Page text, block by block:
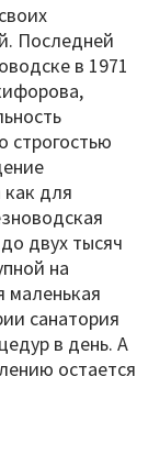
Последней
в 1971
строгостью
для
двух тысяч
на
маленькая
санатория
в день. А
остается